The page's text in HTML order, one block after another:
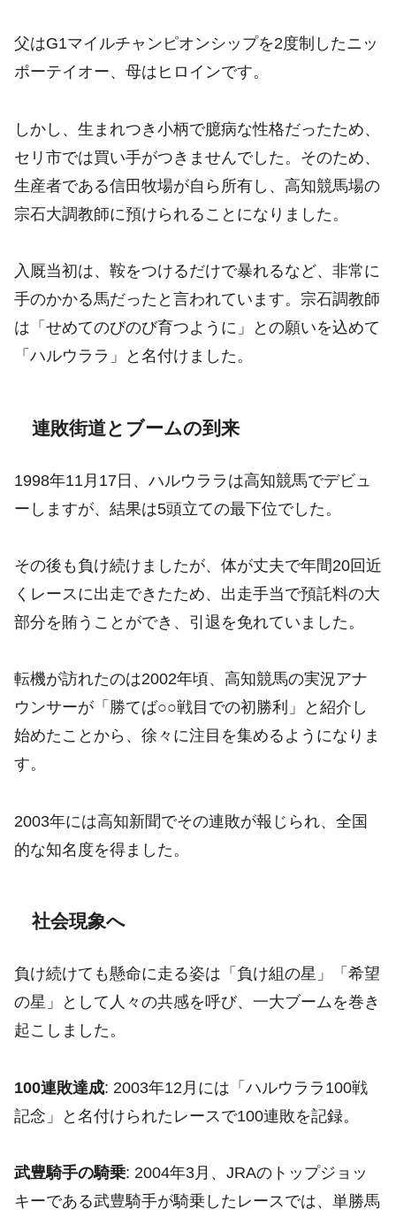
父はG1マイルチャンピオンシップを2度制したニッ
ポーテイオー、母はヒロインです。
しかし、生まれつき小柄で臆病な性格だったため、
セリ市では買い手がつきませんでした。そのため、
生産者である信田牧場が自ら所有し、高知競馬場の
宗石大調教師に預けられることになりました。
入厩当初は、鞍をつけるだけで暴れるなど、非常に
手のかかる馬だったと言われています。宗石調教師
は「せめてのびのび育つように」との願いを込めて
「ハルウララ」と名付けました。
連敗街道とブームの到来
1998年11月17日、ハルウララは高知競馬でデビュ
ーしますが、結果は5頭立ての最下位でした。
その後も負け続けましたが、体が丈夫で年間20回近
くレースに出走できたため、出走手当で預託料の大
部分を賄うことができ、引退を免れていました。
転機が訪れたのは2002年頃、高知競馬の実況アナ
ウンサーが「勝てば○○戦目での初勝利」と紹介し
始めたことから、徐々に注目を集めるようになりま
す。
2003年には高知新聞でその連敗が報じられ、全国
的な知名度を得ました。
社会現象へ
負け続けても懸命に走る姿は「負け組の星」「希望
の星」として人々の共感を呼び、一大ブームを巻き
起こしました。
100連敗達成: 2003年12月には「ハルウララ100戦
記念」と名付けられたレースで100連敗を記録。
武豊騎手の騎乗: 2004年3月、JRAのトップジョッ
キーである武豊騎手が騎乗したレースでは、単勝馬